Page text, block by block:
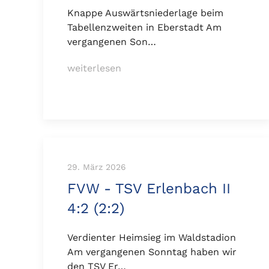
Knappe Auswärtsniederlage beim
Tabellenzweiten in Eberstadt Am
vergangenen Son…
weiterlesen
29. März 2026
FVW - TSV Erlenbach II
4:2 (2:2)
Verdienter Heimsieg im Waldstadion
Am vergangenen Sonntag haben wir
den TSV Er…